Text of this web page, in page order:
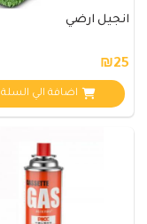
انجيل ارضي
₪25
اضافة الي السلة